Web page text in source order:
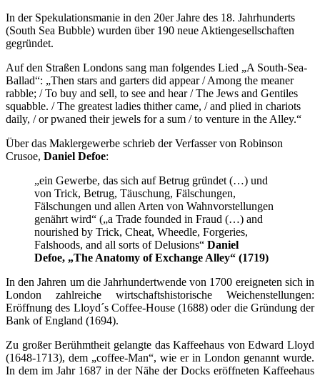
In der Spekulationsmanie in den 20er Jahre des 18. Jahrhunderts
(South Sea Bubble) wurden über 190 neue Aktiengesellschaften
gegründet.
Auf den Straßen Londons sang man folgendes Lied „A South-Sea-
Ballad“: „Then stars and garters did appear / Among the meaner
rabble; / To buy and sell, to see and hear / The Jews and Gentiles
squabble. / The greatest ladies thither came, / and plied in chariots
daily, / or pwaned their jewels for a sum / to venture in the Alley.“
Über das Maklergewerbe schrieb der Verfasser von Robinson
Crusoe, Daniel Defoe:
„ein Gewerbe, das sich auf Betrug gründet (…) und
von Trick, Betrug, Täuschung, Fälschungen,
Fälschungen und allen Arten von Wahnvorstellungen
genährt wird“ („a Trade founded in Fraud (…) and
nourished by Trick, Cheat, Wheedle, Forgeries,
Falshoods, and all sorts of Delusions“ Daniel
Defoe, „The Anatomy of Exchange Alley“ (1719)
In den Jahren um die Jahrhundertwende von 1700 ereigneten sich in
London zahlreiche wirtschaftshistorische Weichenstellungen:
Eröffnung des Lloyd´s Coffee-House (1688) oder die Gründung der
Bank of England (1694).
Zu großer Berühmtheit gelangte das Kaffeehaus von Edward Lloyd
(1648-1713), dem „coffee-Man“, wie er in London genannt wurde.
In dem im Jahr 1687 in der Nähe der Docks eröffneten Kaffeehaus